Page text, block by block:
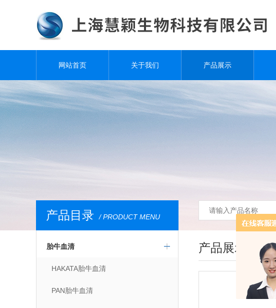
网站首页 关于我们 产品展示
产品目录 / PRODUCT MENU
胎牛血清
HAKATA胎牛血清
PAN胎牛血清
产品展示